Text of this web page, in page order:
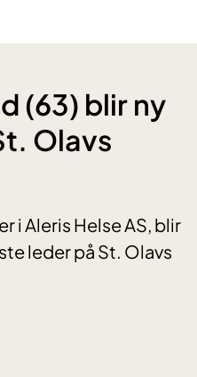
(63) blir ny
Olavs
i Aleris Helse AS, blir
leder på St. Olavs